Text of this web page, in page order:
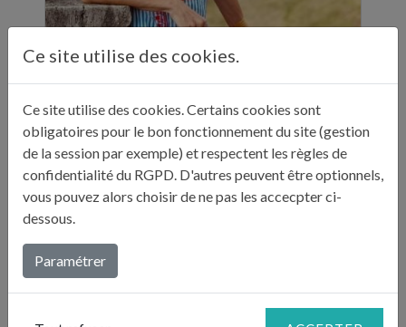
"Sur ses réseaux, Julie Andrieu nous emmène
en Italie pendant cinq semaines à la
découverte de différentes villes. Entre
adresses culturelles, musées, ...
Lire plus...
Ce site utilise des cookies.
Ce site utilise des cookies. Certains cookies sont
obligatoires pour le bon fonctionnement du site (gestion
de la session par exemple) et respectent les règles de
confidentialité du RGPD. D'autres peuvent être optionnels,
vous pouvez alors choisir de ne pas les accecpter ci-
dessous.
Paramétrer